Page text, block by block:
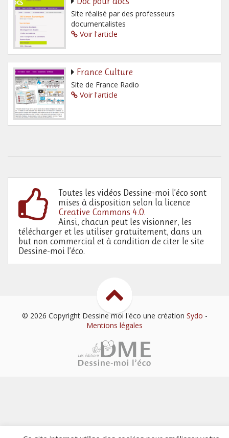
Site réalisé par des professeurs
documentalistes
Voir l'article
France Culture
Site de France Radio
Voir l'article
Toutes les vidéos Dessine-moi l’éco sont
mises à disposition selon la licence
Creative Commons 4.0.
Ainsi, chacun peut les visionner, les
télécharger et les utiliser gratuitement, dans un
but non commercial et à condition de citer le site
Dessine-moi l’éco.
© 2026 Copyright Dessine moi l'éco une création Sydo -
Mentions légales